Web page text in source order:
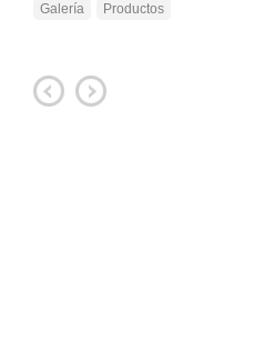
Galería Productos